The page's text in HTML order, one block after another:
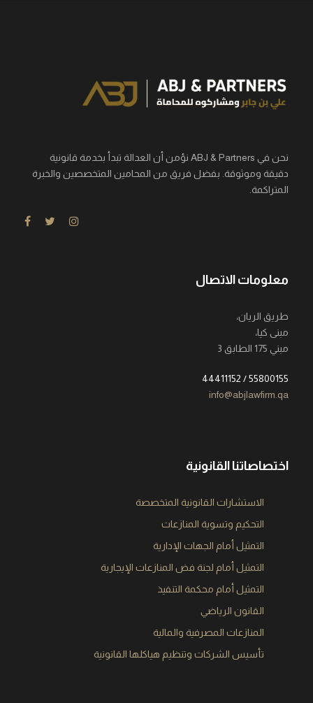
نحن في ABJ & Partners نؤمن أن العدالة تبدأ بخدمة قانونية
دقيقة وموثوقة. بفضل فريق من المحامين المتخصصين والخبرة
المتراكمة.
معلومات الاتصال
طريق الريان،
مبنى كيا،
مبني 175 الطابق 3
55800155 / 44411152
info@abjlawfirm.qa
اختصاصاتنا القانونية
الاستشارات القانونية المتخصصة​
التحكيم وتسوية المنازعات​
التمثيل أمام الجهات الإدارية​
التمثيل أمام لجنة فض المنازعات الإيجارية​
التمثيل أمام محكمة التنفيذ​
القانون الرياضي​
المنازعات المصرفية والمالية​
تأسيس الشركات وتنظيم هياكلها القانونية​